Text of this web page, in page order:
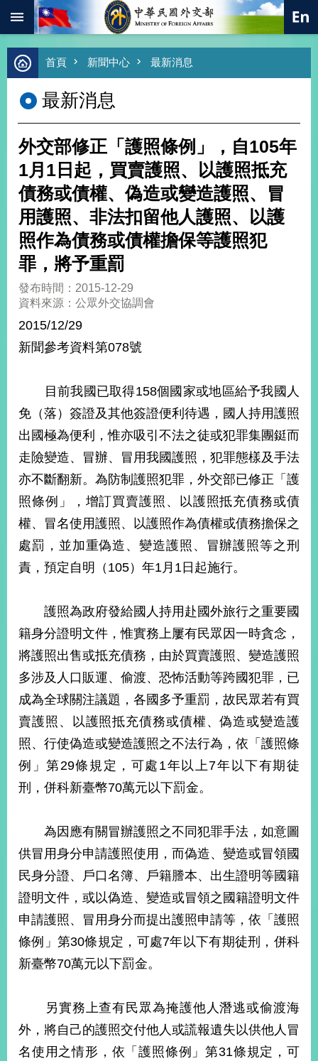
跳到主要內容區塊
進
階
尋
熱
總
合
外
交
價
外
交
經
濟
日
台
海
平
護
照
回
首
覽
部
新
聞
中
心
外
交
訊
與
地
區
國
傳
播
資
訊
公
首頁 新聞中心 最新消息
最新消息
外交部修正「護照條例」，自105年
1月1日起，買賣護照、以護照抵充
債務或債權、偽造或變造護照、冒
用護照、非法扣留他人護照、以護
照作為債務或債權擔保等護照犯
罪，將予重罰
發布時間：2015-12-29
資料來源：公眾外交協調會
2015/12/29
新聞參考資料第078號
目前我國已取得158個國家或地區給予我國人
免（落）簽證及其他簽證便利待遇，國人持用護照
出國極為便利，惟亦吸引不法之徒或犯罪集團鋌而
走險變造、冒辦、冒用我國護照，犯罪態樣及手法
亦不斷翻新。為防制護照犯罪，外交部已修正「護
照條例」，增訂買賣護照、以護照抵充債務或債
權、冒名使用護照、以護照作為債權或債務擔保之
處罰，並加重偽造、變造護照、冒辦護照等之刑
責，預定自明（105）年1月1日起施行。
護照為政府發給國人持用赴國外旅行之重要國
籍身分證明文件，惟實務上屢有民眾因一時貪念，
將護照出售或抵充債務，由於買賣護照、變造護照
多涉及人口販運、偷渡、恐怖活動等跨國犯罪，已
成為全球關注議題，各國多予重罰，故民眾若有買
賣護照、以護照抵充債務或債權、偽造或變造護
照、行使偽造或變造護照之不法行為，依「護照條
例」第29條規定，可處1年以上7年以下有期徒
刑，併科新臺幣70萬元以下罰金。
為因應有關冒辦護照之不同犯罪手法，如意圖
供冒用身分申請護照使用，而偽造、變造或冒領國
民身分證、戶口名簿、戶籍謄本、出生證明等國籍
證明文件，或以偽造、變造或冒領之國籍證明文件
申請護照、冒用身分而提出護照申請等，依「護照
條例」第30條規定，可處7年以下有期徒刑，併科
新臺幣70萬元以下罰金。
另實務上查有民眾為掩護他人潛逃或偷渡海
外，將自己的護照交付他人或謊報遺失以供他人冒
名使用之情形，依「護照條例」第31條規定，可